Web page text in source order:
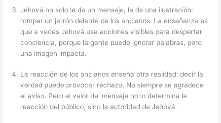
Jehová no solo le da un mensaje, le da una ilustración:
romper un jarrón delante de los ancianos. La enseñanza es
que a veces Jehová usa acciones visibles para despertar
conciencia, porque la gente puede ignorar palabras, pero
una imagen impacta.
La reacción de los ancianos enseña otra realidad: decir la
verdad puede provocar rechazo. No siempre se agradece
el aviso. Pero el valor del mensaje no lo determina la
reacción del público, sino la autoridad de Jehová.